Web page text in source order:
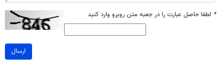
* لطفا حاصل عبارت را در جعبه متن روبرو وارد کنید
ارسال